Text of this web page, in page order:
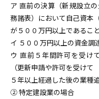
ア 直前の決算（新規設立
務諸表）において自己資本
が５００万円以上であること
イ ５００万円以上の資金調
ウ 直前５年間許可を受け
（更新申請や許可を受けて
５年以上経過した後の業種
② 特定建設業の場合